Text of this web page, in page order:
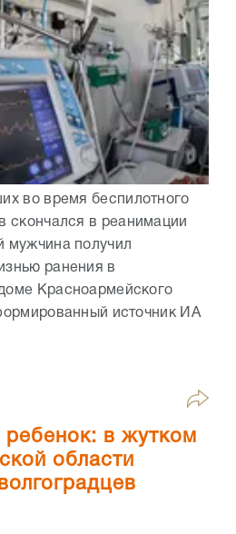
во время беспилотного
скончался в реанимации
мужчина получил
ранения в
Красноармейского
источник ИА
ребенок: в жутком
области